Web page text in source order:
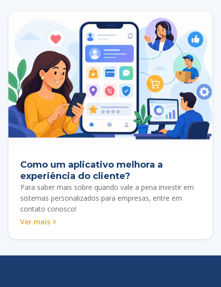
Como um aplicativo melhora a
experiência do cliente?
Para saber mais sobre quando vale a pena investir em
sistemas personalizados para empresas, entre em
contato conosco!
Ver mais